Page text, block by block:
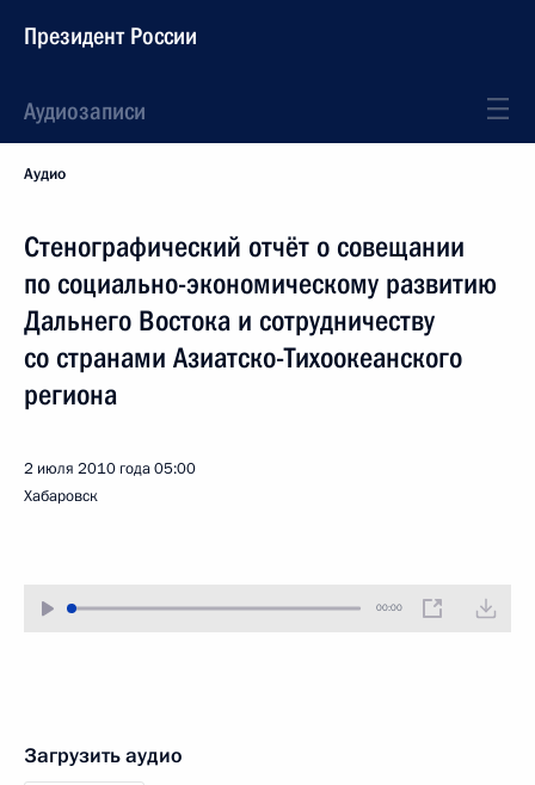
Президент России
Аудиозаписи
Аудио
Стенографический отчёт о совещании
по социально-экономическому развитию
Дальнего Востока и сотрудничеству
со странами Азиатско-Тихоокеанского
региона
2 июля 2010 года05:00
Хабаровск
00:00
Загрузить аудио